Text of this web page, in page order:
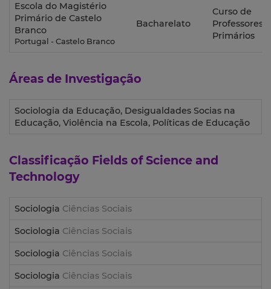
Escola do Magistério
Primário de Castelo
Branco
Portugal - Castelo Branco
Bacharelato
Curso de
Professores
Primários
Áreas de Investigação
Sociologia da Educação, Desigualdades Socias na
Educação, Violência na Escola, Políticas de Educação
Classificação Fields of Science and
Technology
Sociologia Ciências Sociais
Sociologia Ciências Sociais
Sociologia Ciências Sociais
Sociologia Ciências Sociais